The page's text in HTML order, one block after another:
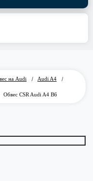
на Audi / Audi A4
/
Обвес CSR Audi A4 B6